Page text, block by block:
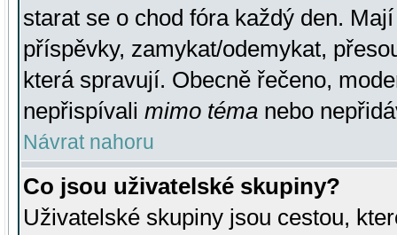
starat se o chod fóra každý den.
příspěvky, zamykat/odemykat,
která spravují. Obecně řečeno,
nepřispívali mimo téma nebo
Návrat nahoru
Co jsou uživatelské skupiny?
Uživatelské skupiny jsou cestou,